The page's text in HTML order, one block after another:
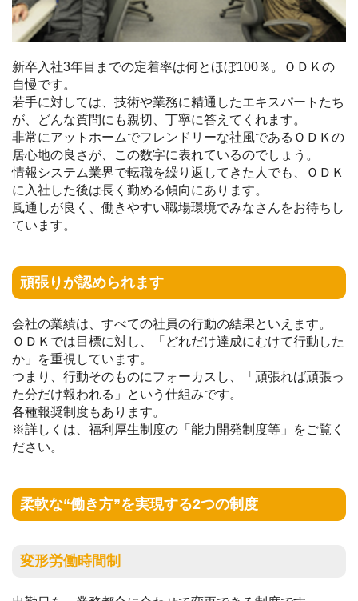
新卒入社3年目までの定着率は何とほぼ100％。ＯＤＫの
自慢です。
若手に対しては、技術や業務に精通したエキスパートたち
が、どんな質問にも親切、丁寧に答えてくれます。
非常にアットホームでフレンドリーな社風であるＯＤＫの
居心地の良さが、この数字に表れているのでしょう。
情報システム業界で転職を繰り返してきた人でも、ＯＤＫ
に入社した後は長く勤める傾向にあります。
風通しが良く、働きやすい職場環境でみなさんをお待ちし
ています。
頑張りが認められます
会社の業績は、すべての社員の行動の結果といえます。
ＯＤＫでは目標に対し、「どれだけ達成にむけて行動した
か」を重視しています。
つまり、行動そのものにフォーカスし、「頑張れば頑張っ
た分だけ報われる」という仕組みです。
各種報奨制度もあります。
※詳しくは、 福利厚生制度の「能力開発制度等」をご覧く
ださい。
柔軟な“働き方”を実現する2つの制度
変形労働時間制